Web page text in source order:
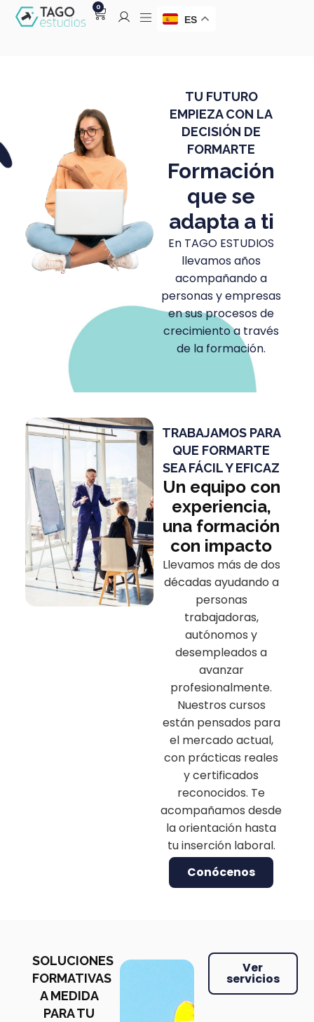
0
ES
TU FUTURO
EMPIEZA CON LA
DECISIÓN DE
FORMARTE
Formación
que se
adapta a ti
En TAGO ESTUDIOS
llevamos años
acompañando a
personas y empresas
en sus procesos de
crecimiento a través
de la formación.
TRABAJAMOS PARA
QUE FORMARTE
SEA FÁCIL Y EFICAZ
Un equipo con
experiencia,
una formación
con impacto
Llevamos más de dos
décadas ayudando a
personas
trabajadoras,
autónomos y
desempleados a
avanzar
profesionalmente.
Nuestros cursos
están pensados para
el mercado actual,
con prácticas reales
y certificados
reconocidos. Te
acompañamos desde
la orientación hasta
tu inserción laboral.
Conócenos
SOLUCIONES
FORMATIVAS
A MEDIDA
PARA TU
Ver
servicios